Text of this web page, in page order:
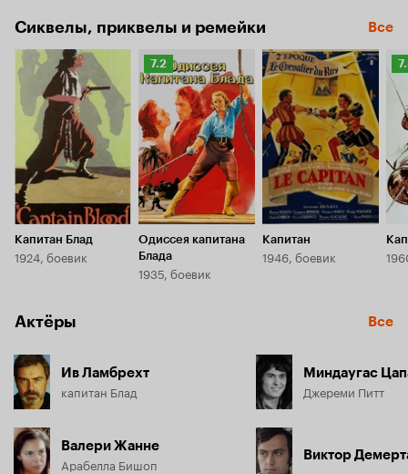
Сиквелы, приквелы и ремейки Все
Капитан Блад
1924, боевик
Рейтинг
Кинопоиска
7.2
7.2
Одиссея капитана
Блада
1935, боевик
Капитан
1946, боевик
Актёры Все
Ив Ламбрехт
капитан Блад
Валери Жанне
Арабелла Бишоп
Миндаугас
Джереми Питт
Виктор